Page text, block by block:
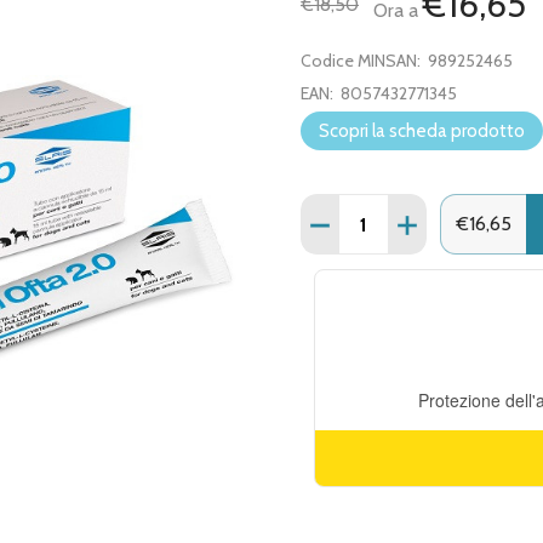
Ora a
Codice MINSAN: 989252465
EAN: 8057432771345
Scopri la scheda prodotto
Quantità:
DIMINUISCI QUANTITÀ DI
AUMENTA
€16,65